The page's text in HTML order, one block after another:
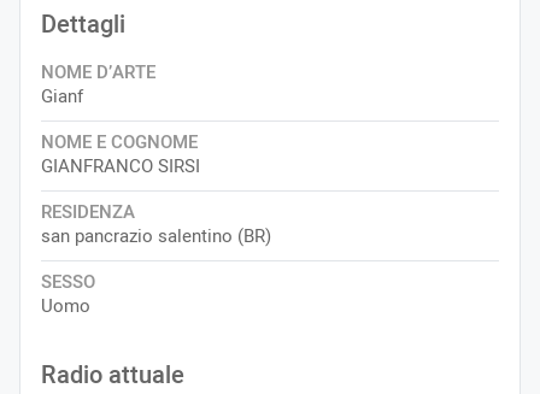
Dettagli
NOME D’ARTE
Gianf
NOME E COGNOME
GIANFRANCO SIRSI
RESIDENZA
san pancrazio salentino (BR)
SESSO
Uomo
Radio attuale